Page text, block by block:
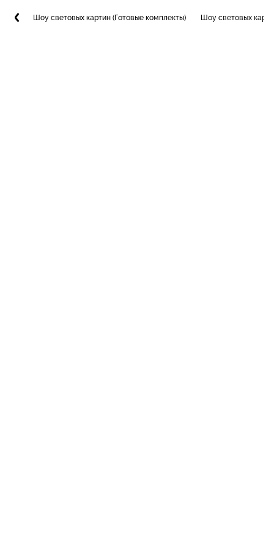
Шоу световых картин (Готовые комплекты) Шоу световых